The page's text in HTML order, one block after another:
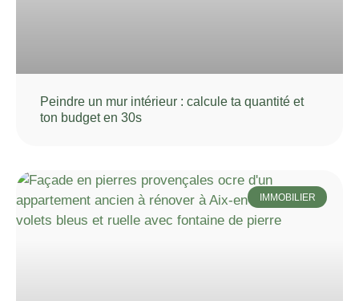
Peindre un mur intérieur : calcule ta quantité et
ton budget en 30s
IMMOBILIER